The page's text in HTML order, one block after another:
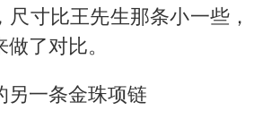
，尺寸比王先生那条小一些，
了对比。
另一条金珠项链